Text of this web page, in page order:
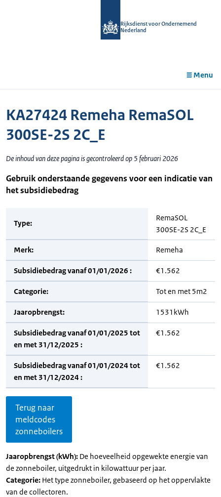
Rijksdienst voor Ondernemend
Nederland
Menu
KA27424 Remeha RemaSOL
300SE-2S 2C_E
De inhoud van deze pagina is gecontroleerd op 5 februari 2026
Gebruik onderstaande gegevens voor een indicatie van
het subsidiebedrag
Type:
RemaSOL
300SE-2S 2C_E
Merk: Remeha
Subsidiebedrag vanaf 01/01/2026 : €1.562
Categorie: Tot en met 5m2
Jaaropbrengst: 1531kWh
Subsidiebedrag vanaf 01/01/2025 tot
en met 31/12/2025 :
€1.562
Subsidiebedrag vanaf 01/01/2024 tot
en met 31/12/2024 :
€1.562
Terug naar
meldcodes
zonneboilers
Jaaropbrengst (kWh): De hoeveelheid opgewekte energie van
de zonneboiler, uitgedrukt in kilowattuur per jaar.
Categorie: Het type zonneboiler, gebaseerd op het oppervlakte
van de collectoren.